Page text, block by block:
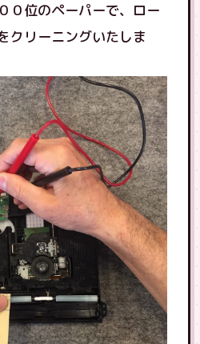
０位のペーパーで、ロー
クリーニングいたしま